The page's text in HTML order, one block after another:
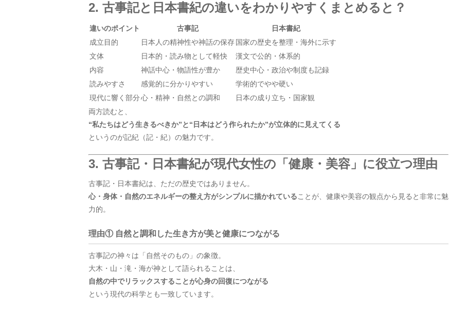
2. 古事記と日本書紀の違いをわかりやすくまとめると？
違いのポイント 古事記
日本書紀
成立目的
日本人の精神性や神話の保存 国家の歴史を整理・海外に示す
文体
日本的・読み物として軽快
漢文で公的・体系的
内容
神話中心・物語性が豊か
歴史中心・政治や制度も記録
読みやすさ
感覚的に分かりやすい
学術的でやや硬い
現代に響く部分心・精神・自然との調和
日本の成り立ち・国家観
両方読むと、
“私たちはどう生きるべきか”と“日本はどう作られたか”が立体的に見えてくる
というのが記紀（記・紀）の魅力です。
3. 古事記・日本書紀が現代女性の「健康・美容」に役立つ理由
古事記・日本書紀は、ただの歴史ではありません。
心・身体・自然のエネルギーの整え方がシンプルに描かれていることが、健康や美容の観点から見ると非常に魅
力的。
理由① 自然と調和した生き方が美と健康につながる
古事記の神々は「自然そのもの」の象徴。
大木・山・滝・海が神として語られることは、
自然の中でリラックスすることが心身の回復につながる
という現代の科学とも一致しています。